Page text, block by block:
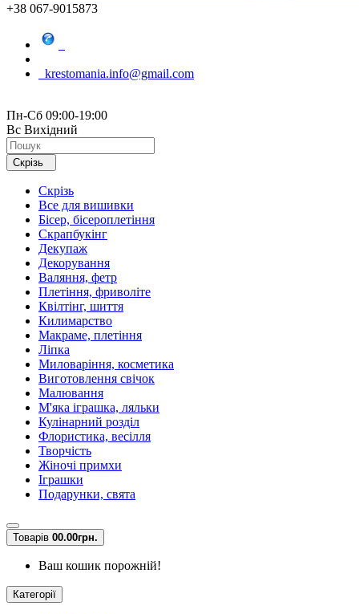
+38 067-9015873
krestomania.info@gmail.com
Пн-Сб 09:00-19:00
Вс Вихідний
Скрізь
Скрізь
Все для вишивки
Бісер, бісероплетіння
Скрапбукінг
Декупаж
Декорування
Валяння, фетр
Плетіння, фриволіте
Квілтінг, шиття
Килимарство
Макраме, плетіння
Ліпка
Миловаріння, косметика
Виготовлення свічок
Малювання
М'яка іграшка, ляльки
Кулінарний розділ
Флористика, весілля
Творчість
Жіночі примхи
Іграшки
Подарунки, свята
Товарів 00.00грн.
Ваш кошик порожній!
Категорії